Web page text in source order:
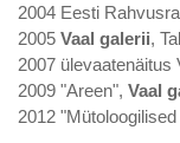
2004 Eesti
2005 Vaal galerii,
2007
2009 "Areen", Vaal
2012